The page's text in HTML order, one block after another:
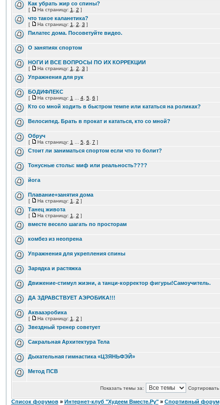
Как убрать жир со спины?
[ На страницу: 1 2 ]
что такое каланетика?
[ На страницу: 1 2 3 ]
Пилатес дома. Посоветуйте видео.
О занятиях спортом
НОГИ И ВСЕ ВОПРОСЫ ПО ИХ КОРРЕКЦИИ
[ На страницу: 1 2 3 ]
Упражнения для рук
БОДИФЛЕКС
[ На страницу: 1 4, 5, 6 ]
Кто со мной ходить в быстром темпе или кататься на роликах?
Велосипед. Брать в прокат и кататься, кто со мной?
Обруч
[ На страницу: 1 5, 6 7 ]
Стоит ли заниматься спортом если что то болит?
Тонусные столы: миф или реальность????
йога
Плавание+занятия дома
[ На страницу: 1 2 ]
Танец живота
[ На страницу: 1 2 ]
вместе весело шагать по просторам
комбез из неопрена
Упражнения для укрепления спины
Зарядка и растяжка
Движение-стимул жизни, а танци-корректор фигуры!Самоучитель.
ДА ЗДРАВСТВУЕТ АЭРОБИКА!!!
Аквааэробика
[ На страницу: 1 2 ]
Звездный тренер советует
Сакральная Архитектура Тела
Дыхательная гимнастика «ЦЗЯНЬФЭЙ»
Метод ПСВ
Показать темы за: Сортировать
Список форумов» Интернет-клуб "Худеем Вместе.Ру"» Спортивный форум